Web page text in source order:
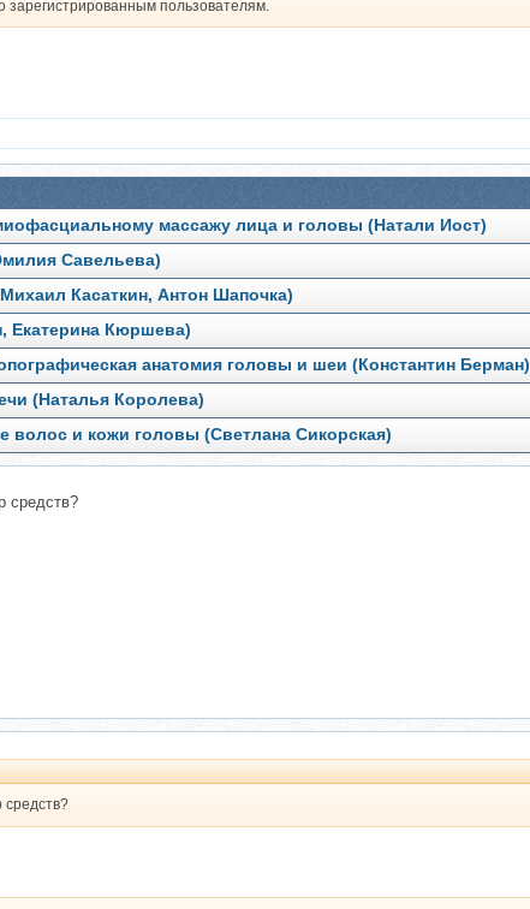
зарегистрированным пользователям.
массажу лица и головы (Натали Иост)
Савельева)
Касаткин, Антон Шапочка)
Екатерина Кюршева)
анатомия головы и шеи (Константин Берман)
(Наталья Королева)
волос и кожи головы (Светлана Сикорская)
средств?
средств?